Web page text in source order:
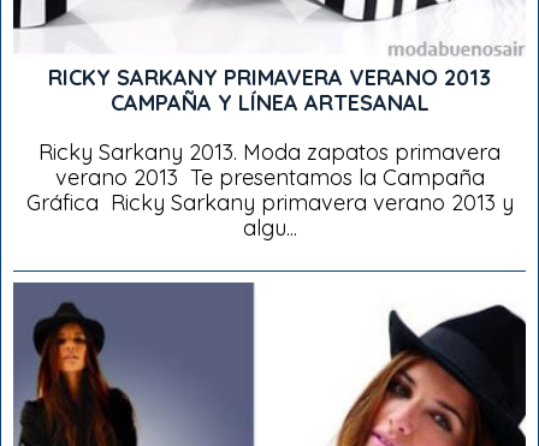
RICKY SARKANY PRIMAVERA VERANO 2013
CAMPAÑA Y LÍNEA ARTESANAL
Ricky Sarkany 2013. Moda zapatos primavera
verano 2013 Te presentamos la Campaña
Gráfica Ricky Sarkany primavera verano 2013 y
algu...